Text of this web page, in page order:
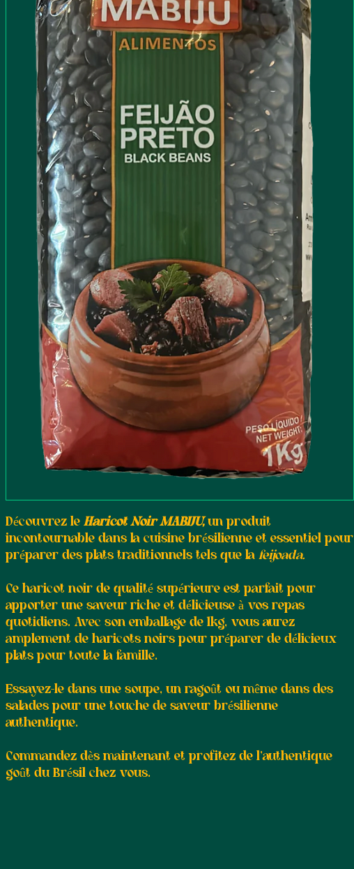
Découvrez le Haricot Noir MABIJU,un produit
incontournable dans la cuisine brésilienne et essentiel pour
préparer des plats traditionnels tels que la feijoada.
Ce haricot noir de qualité supérieure est parfait pour
apporter une saveur riche et délicieuse à vos repas
quotidiens. Avec son emballage de 1kg, vous aurez
amplement de haricots noirs pour préparer de délicieux
plats pour toute la famille.
Essayez-le dans une soupe, un ragoût ou même dans des
salades pour une touche de saveur brésilienne
authentique.
Commandez dès maintenant et profitez de l'authentique
goût du Brésil chez vous.